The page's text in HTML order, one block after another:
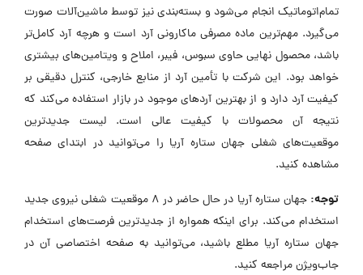
تمام‌اتوماتیک انجام می‌شود و بسته‌بندی نیز توسط ماشین‌آلات صورت
می‌گیرد. مهم‌ترین ماده مصرفی ماکارونی آرد است و هرچه آرد کامل‌تر
باشد، محصول نهایی حاوی سبوس، فیبر، املاح و ویتامین‌های بیشتری
خواهد بود. این شرکت با تأمین آرد از منابع خارجی، کنترل دقیقی بر
کیفیت آرد دارد و از بهترین آردهای موجود در بازار استفاده می‌کند که
نتیجه آن محصولات با کیفیت عالی است. لیست جدیدترین
موقعیت‌های شغلی جهان ستاره آریا را می‌توانید در ابتدای صفحه
مشاهده کنید.
توجه:
جهان ستاره آریا در حال حاضر در ۸ موقعیت شغلی نیروی جدید
استخدام می‌کند. برای اینکه همواره از جدیدترین فرصت‌های استخدام
جهان ستاره آریا مطلع باشید، می‌توانید به صفحه اختصاصی آن در
جاب‌ویژن مراجعه کنید.